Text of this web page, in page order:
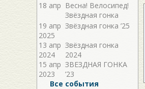
18 апр Весна! Велосипед!
Звёздная гонка
2026!
19 апр
2025
Звёздная гонка ’25
13 апр
2024
Звёздная гонка
2024
15 апр
2023
ЗВЕЗДНАЯ ГОНКА
’23
Все события